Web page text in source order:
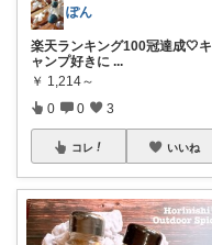
ぽん
楽天ランキング100冠達成🤍キ
ャンプ好きに ...
￥ 1,214～
0 0 3
コレ いいね